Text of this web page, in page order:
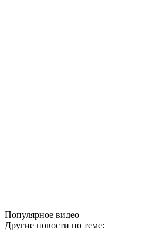
Популярное видео
Другие новости по теме: